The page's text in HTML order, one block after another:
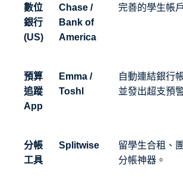
數位
銀行
(US)
Chase /
Bank of
America
完善的學生帳
預算
追蹤
App
Emma /
Toshl
自動連結銀行
並發出超支預
分帳
工具
Splitwise
留學生合租、
分帳神器。